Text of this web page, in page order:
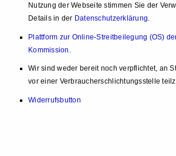
Nutzung der Webseite stimmen Sie der
Details in der Datenschutzerklärung.
Plattform zur Online-Streitbeilegung (OS)
Kommission
Wir sind weder bereit noch verpflichtet, an
vor einer Verbraucherschlichtungsstelle
Widerrufsbutton